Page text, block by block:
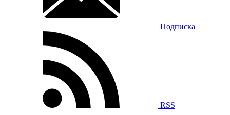
Подписка
RSS